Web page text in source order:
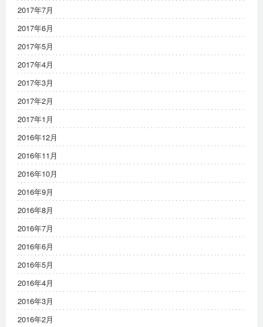
2017年7月
2017年6月
2017年5月
2017年4月
2017年3月
2017年2月
2017年1月
2016年12月
2016年11月
2016年10月
2016年9月
2016年8月
2016年7月
2016年6月
2016年5月
2016年4月
2016年3月
2016年2月